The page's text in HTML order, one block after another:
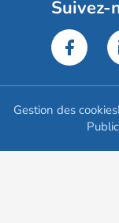
Suivez-
Gestion des cookies